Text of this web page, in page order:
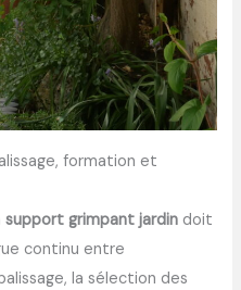
formation et
support grimpant jardin doit
continu entre
la sélection des